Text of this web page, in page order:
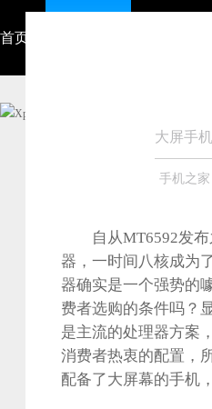
首页
大屏手机
手机之家
自从MT6592发布
器，一时间八核成为
器确实是一个强势的
费者选购的条件吗？
是主流的处理器方案
消费者热衷的配置，
配备了大屏幕的手机